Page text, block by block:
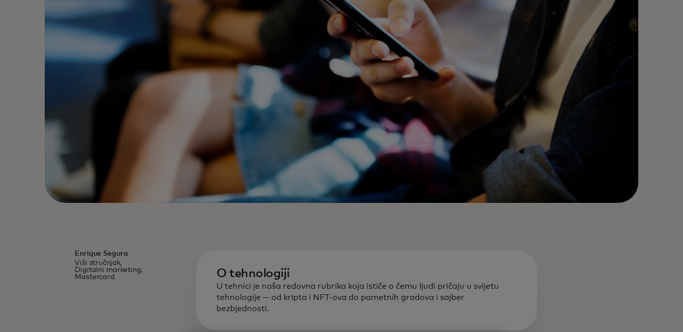
Enrique Segura
Viši stručnjak,
Digitalni marketing,
Mastercard
O tehnologiji
U tehnici je naša redovna rubrika koja ističe o čemu ljudi pričaju u svijetu
tehnologije — od kripta i NFT-ova do pametnih gradova i sajber
bezbjednosti.